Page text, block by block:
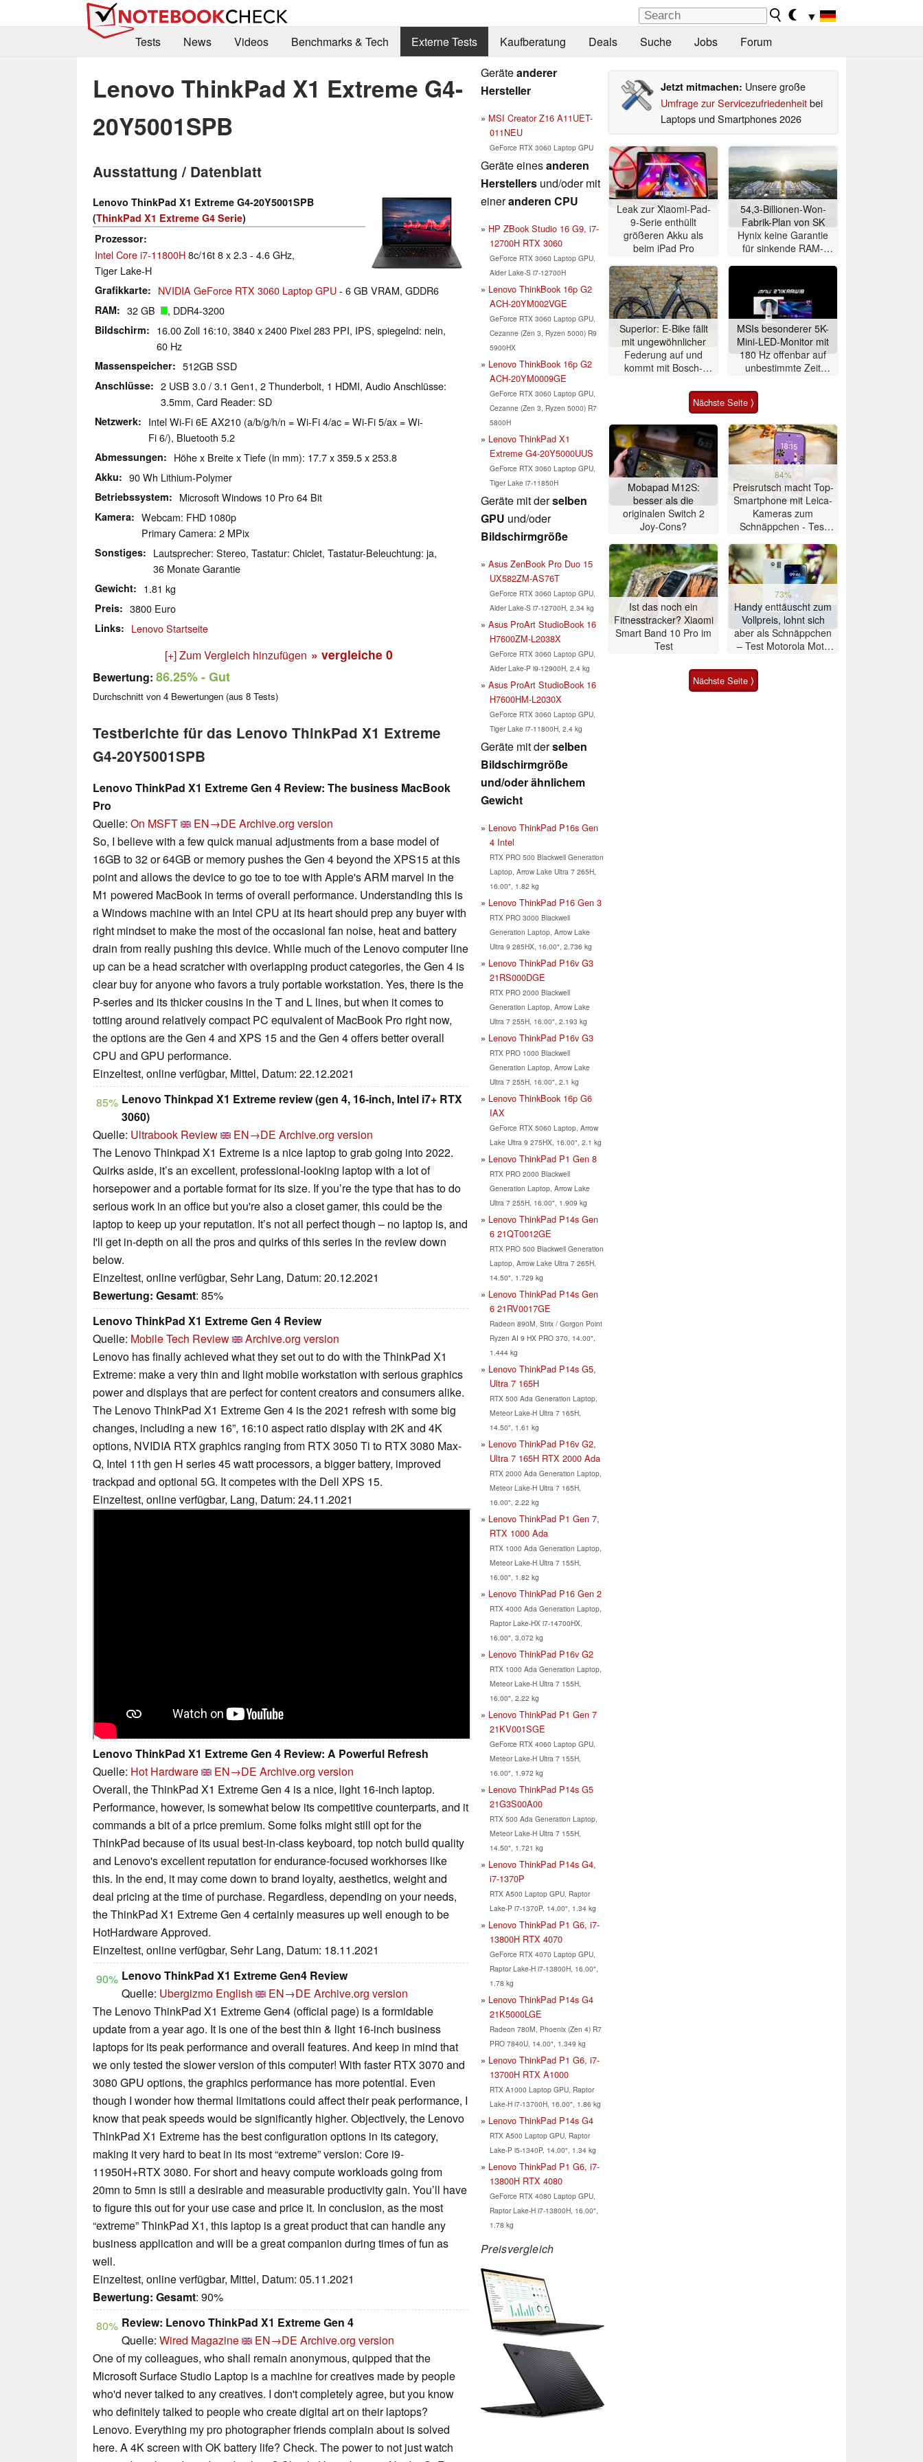
▼
Tests
News Videos Benchmarks & Tech Externe Tests Kaufberatung Deals Suche Jobs Forum
Lenovo ThinkPad X1 Extreme G4-
20Y5001SPB
Ausstattung / Datenblatt
Lenovo ThinkPad X1 Extreme G4-20Y5001SPB
(ThinkPad X1 Extreme G4 Serie)
Prozessor
Intel Core i7-11800H8c/16t 8 x 2.3 - 4.6 GHz,
Tiger Lake-H
Grafikkarte NVIDIA GeForce RTX 3060 Laptop GPU- 6 GB VRAM, GDDR6
RAM 32 GB , DDR4-3200
Bildschirm
16.00 Zoll 16:10, 3840 x 2400 Pixel 283 PPI, IPS, spiegelnd: nein,
60 Hz
Massenspeicher 512GB SSD
Anschlüsse
2 USB 3.0 / 3.1 Gen1, 2 Thunderbolt, 1 HDMI, Audio Anschlüsse:
3.5mm, Card Reader: SD
Netzwerk
Intel Wi-Fi 6E AX210 (a/b/g/h/n = Wi-Fi 4/ac = Wi-Fi 5/ax = Wi-
Fi 6/), Bluetooth 5.2
Abmessungen Höhe x Breite x Tiefe (in mm): 17.7 x 359.5 x 253.8
Akku 90 Wh Lithium-Polymer
Betriebssystem Microsoft Windows 10 Pro 64 Bit
Kamera
Webcam: FHD 1080p
Primary Camera: 2 MPix
Sonstiges
Lautsprecher: Stereo, Tastatur: Chiclet, Tastatur-Beleuchtung: ja,
36 Monate Garantie
Gewicht 1.81 kg
Preis 3800 Euro
Links Lenovo Startseite
[+] Zum Vergleich hinzufügen » vergleiche 0
Bewertung: 86.25%- Gut
Durchschnitt von 4 Bewertungen (aus 8 Tests)
Testberichte für das Lenovo ThinkPad X1 Extreme
G4-20Y5001SPB
Lenovo ThinkPad X1 Extreme Gen 4 Review: The business MacBook
Pro
Quelle: On MSFT EN→DE Archive.org version
So, I believe with a few quick manual adjustments from a base model of
16GB to 32 or 64GB or memory pushes the Gen 4 beyond the XPS15 at this
point and allows the device to go toe to toe with Apple's ARM marvel in the
M1 powered MacBook in terms of overall performance. Understanding this is
a Windows machine with an Intel CPU at its heart should prep any buyer with
right mindset to make the most of the occasional fan noise, heat and battery
drain from really pushing this device. While much of the Lenovo computer line
up can be a head scratcher with overlapping product categories, the Gen 4 is
clear buy for anyone who favors a truly portable workstation. Yes, there is the
P-series and its thicker cousins in the T and L lines, but when it comes to
totting around relatively compact PC equivalent of MacBook Pro right now,
the options are the Gen 4 and XPS 15 and the Gen 4 offers better overall
CPU and GPU performance.
Einzeltest, online verfügbar, Mittel, Datum: 22.12.2021
85% Lenovo Thinkpad X1 Extreme review (gen 4, 16-inch, Intel i7+ RTX
3060)
Quelle: Ultrabook Review EN→DE Archive.org version
The Lenovo Thinkpad X1 Extreme is a nice laptop to grab going into 2022.
Quirks aside, it’s an excellent, professional-looking laptop with a lot of
horsepower and a portable format for its size. If you’re the type that has to do
serious work in an office but you're also a closet gamer, this could be the
laptop to keep up your reputation. It’s not all perfect though – no laptop is, and
I'll get in-depth on all the pros and quirks of this series in the review down
below.
Einzeltest, online verfügbar, Sehr Lang, Datum: 20.12.2021
Bewertung: Gesamt: 85%
Lenovo ThinkPad X1 Extreme Gen 4 Review
Quelle: Mobile Tech Review
Archive.org version
Lenovo has finally achieved what they set out to do with the ThinkPad X1
Extreme: make a very thin and light mobile workstation with serious graphics
power and displays that are perfect for content creators and consumers alike.
The Lenovo ThinkPad X1 Extreme Gen 4 is the 2021 refresh with some big
changes, including a new 16”, 16:10 aspect ratio display with 2K and 4K
options, NVIDIA RTX graphics ranging from RTX 3050 Ti to RTX 3080 Max-
Q, Intel 11th gen H series 45 watt processors, a bigger battery, improved
trackpad and optional 5G. It competes with the Dell XPS 15.
Einzeltest, online verfügbar, Lang, Datum: 24.11.2021
Lenovo ThinkPad X1 Extreme Gen 4 Review: A Powerful Refresh
Quelle: Hot Hardware EN→DE Archive.org version
Overall, the ThinkPad X1 Extreme Gen 4 is a nice, light 16-inch laptop.
Performance, however, is somewhat below its competitive counterparts, and it
commands a bit of a price premium. Some folks might still opt for the
ThinkPad because of its usual best-in-class keyboard, top notch build quality
and Lenovo's excellent reputation for endurance-focused workhorses like
this. In the end, it may come down to brand loyalty, aesthetics, weight and
deal pricing at the time of purchase. Regardless, depending on your needs,
the ThinkPad X1 Extreme Gen 4 certainly measures up well enough to be
HotHardware Approved.
Einzeltest, online verfügbar, Sehr Lang, Datum: 18.11.2021
90% Lenovo ThinkPad X1 Extreme Gen4 Review
Quelle: Ubergizmo English EN→DE Archive.org version
The Lenovo ThinkPad X1 Extreme Gen4 (official page) is a formidable
update from a year ago. It is one of the best thin & light 16-inch business
laptops for its peak performance and overall features. And keep in mind that
we only tested the slower version of this computer! With faster RTX 3070 and
3080 GPU options, the graphics performance has more potential. Even
though I wonder how thermal limitations could affect their peak performance, I
know that peak speeds would be significantly higher. Objectively, the Lenovo
ThinkPad X1 Extreme has the best configuration options in its category,
making it very hard to beat in its most “extreme” version: Core i9-
11950H+RTX 3080. For short and heavy compute workloads going from
20mn to 5mn is still a desirable and measurable productivity gain. You’ll have
to figure this out for your use case and price it. In conclusion, as the most
“extreme” ThinkPad X1, this laptop is a great product that can handle any
business application and will be a great companion during times of fun as
well.
Einzeltest, online verfügbar, Mittel, Datum: 05.11.2021
Bewertung: Gesamt: 90%
80% Review: Lenovo ThinkPad X1 Extreme Gen 4
Quelle: Wired Magazine EN→DE Archive.org version
One of my colleagues, who shall remain anonymous, quipped that the
Microsoft Surface Studio Laptop is a machine for creatives made by people
who'd never talked to any creatives. I don't completely agree, but you know
who definitely talked to people who create digital art on their laptops?
Lenovo. Everything my pro photographer friends complain about is solved
here. A 4K screen with OK battery life? Check. The power to not just watch
Geräteanderer
Hersteller
MSI Creator Z16 A11UET-
011NEU
GeForce RTX 3060 Laptop GPU
Geräte einesanderen
Herstellers und/oder mit
eineranderen CPU
HP ZBook Studio 16 G9, i7-
12700H RTX 3060
GeForce RTX 3060 Laptop GPU,
Alder Lake-S i7-12700H
Lenovo ThinkBook 16p G2
ACH-20YM002VGE
GeForce RTX 3060 Laptop GPU,
Cezanne (Zen 3, Ryzen 5000) R9
5900HX
Lenovo ThinkBook 16p G2
ACH-20YM0009GE
GeForce RTX 3060 Laptop GPU,
Cezanne (Zen 3, Ryzen 5000) R7
5800H
Lenovo ThinkPad X1
Extreme G4-20Y5000UUS
GeForce RTX 3060 Laptop GPU,
Tiger Lake i7-11850H
Geräte mit derselben
GPU und/oder
Bildschirmgröße
Asus ZenBook Pro Duo 15
UX582ZM-AS76T
GeForce RTX 3060 Laptop GPU,
Alder Lake-S i7-12700H, 2.34 kg
Asus ProArt StudioBook 16
H7600ZM-L2038X
GeForce RTX 3060 Laptop GPU,
Alder Lake-P i9-12900H, 2.4 kg
Asus ProArt StudioBook 16
H7600HM-L2030X
GeForce RTX 3060 Laptop GPU,
Tiger Lake i7-11800H, 2.4 kg
Geräte mit derselben
Bildschirmgröße
und/oder ähnlichem
Gewicht
Lenovo ThinkPad P16s Gen
4 Intel
RTX PRO 500 Blackwell Generation
Laptop, Arrow Lake Ultra 7 265H,
16.00", 1.82 kg
Lenovo ThinkPad P16 Gen 3
RTX PRO 3000 Blackwell
Generation Laptop, Arrow Lake
Ultra 9 285HX, 16.00", 2.736 kg
Lenovo ThinkPad P16v G3
21RS000DGE
RTX PRO 2000 Blackwell
Generation Laptop, Arrow Lake
Ultra 7 255H, 16.00", 2.193 kg
Lenovo ThinkPad P16v G3
RTX PRO 1000 Blackwell
Generation Laptop, Arrow Lake
Ultra 7 255H, 16.00", 2.1 kg
Lenovo ThinkBook 16p G6
IAX
GeForce RTX 5060 Laptop, Arrow
Lake Ultra 9 275HX, 16.00", 2.1 kg
Lenovo ThinkPad P1 Gen 8
RTX PRO 2000 Blackwell
Generation Laptop, Arrow Lake
Ultra 7 255H, 16.00", 1.909 kg
Lenovo ThinkPad P14s Gen
6 21QT0012GE
RTX PRO 500 Blackwell Generation
Laptop, Arrow Lake Ultra 7 265H,
14.50", 1.729 kg
Lenovo ThinkPad P14s Gen
6 21RV0017GE
Radeon 890M, Strix / Gorgon Point
Ryzen AI 9 HX PRO 370, 14.00",
1.444 kg
Lenovo ThinkPad P14s G5,
Ultra 7 165H
RTX 500 Ada Generation Laptop,
Meteor Lake-H Ultra 7 165H,
14.50", 1.61 kg
Lenovo ThinkPad P16v G2,
Ultra 7 165H RTX 2000 Ada
RTX 2000 Ada Generation Laptop,
Meteor Lake-H Ultra 7 165H,
16.00", 2.22 kg
Lenovo ThinkPad P1 Gen 7,
RTX 1000 Ada
RTX 1000 Ada Generation Laptop,
Meteor Lake-H Ultra 7 155H,
16.00", 1.82 kg
Lenovo ThinkPad P16 Gen 2
RTX 4000 Ada Generation Laptop,
Raptor Lake-HX i7-14700HX,
16.00", 3.072 kg
Lenovo ThinkPad P16v G2
RTX 1000 Ada Generation Laptop,
Meteor Lake-H Ultra 7 155H,
16.00", 2.22 kg
Lenovo ThinkPad P1 Gen 7
21KV001SGE
GeForce RTX 4060 Laptop GPU,
Meteor Lake-H Ultra 7 155H,
16.00", 1.972 kg
Lenovo ThinkPad P14s G5
21G3S00A00
RTX 500 Ada Generation Laptop,
Meteor Lake-H Ultra 7 155H,
14.50", 1.721 kg
Lenovo ThinkPad P14s G4,
i7-1370P
RTX A500 Laptop GPU, Raptor
Lake-P i7-1370P, 14.00", 1.34 kg
Lenovo ThinkPad P1 G6, i7-
13800H RTX 4070
GeForce RTX 4070 Laptop GPU,
Raptor Lake-H i7-13800H, 16.00",
1.78 kg
Lenovo ThinkPad P14s G4
21K5000LGE
Radeon 780M, Phoenix (Zen 4) R7
PRO 7840U, 14.00", 1.349 kg
Lenovo ThinkPad P1 G6, i7-
13700H RTX A1000
RTX A1000 Laptop GPU, Raptor
Lake-H i7-13700H, 16.00", 1.86 kg
Lenovo ThinkPad P14s G4
RTX A500 Laptop GPU, Raptor
Lake-P i5-1340P, 14.00", 1.34 kg
Lenovo ThinkPad P1 G6, i7-
13800H RTX 4080
GeForce RTX 4080 Laptop GPU,
Raptor Lake-H i7-13800H, 16.00",
1.78 kg
Preisvergleich
Jetzt mitmachen: Unsere große
Umfrage zur Servicezufriedenheitbei
Laptops und Smartphones 2026
Leak zur Xiaomi-Pad-
9-Serie enthüllt
größeren Akku als
beim iPad Pro
54,3-Billionen-Won-
Fabrik-Plan von SK
Hynix keine Garantie
für sinkende RAM-
Superior: E-Bike fällt
mit ungewöhnlicher
Federung auf und
kommt mit Bosch-
MSIs besonderer 5K-
Mini-LED-Monitor mit
180 Hz offenbar auf
unbestimmte Zeit
Nächste Seite ⟩
Mobapad M12S:
besser als die
originalen Switch 2
Joy-Cons?
84%
Preisrutsch macht Top-
Smartphone mit Leica-
Kameras zum
Schnäppchen - Test
Ist das noch ein
Fitnesstracker? Xiaomi
Smart Band 10 Pro im
Test
73%
Handy enttäuscht zum
Vollpreis, lohnt sich
aber als Schnäppchen
– Test Motorola Moto
Nächste Seite ⟩